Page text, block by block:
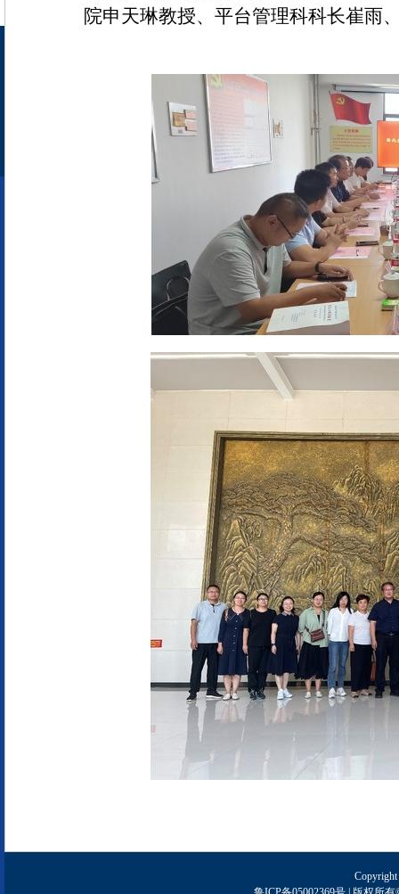
院申天琳教授、平台管理科科长崔雨